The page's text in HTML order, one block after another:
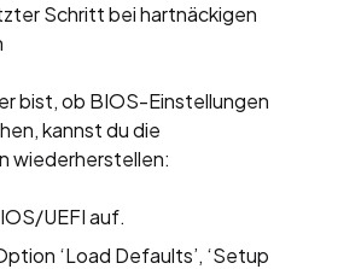
Schritt bei hartnäckigen
bist, ob BIOS-Einstellungen
kannst du die
wiederherstellen:
UEFI auf.
‘Load Defaults’, ‘Setup